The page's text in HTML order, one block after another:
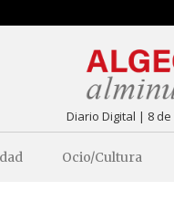
Diario Digital | 8 de
Ocio/Cultura